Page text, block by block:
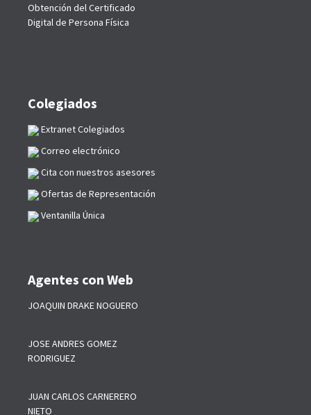
Obtención del Certificado
Digital de Persona Física
Colegiados
Extranet Colegiados
Correo electrónico
Cita con nuestros asesores
Ofertas de Representación
Ventanilla Única
Agentes con Web
JOAQUIN DRAKE NOGUERO
JOSE ANDRES GOMEZ
RODRIGUEZ
JUAN CARLOS CARNERERO
NIETO